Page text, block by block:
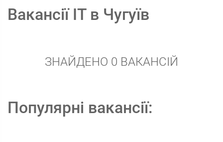
Вакансії IT в Чугуїв
ЗНАЙДЕНО 0 ВАКАНСІЙ
Популярні вакансії: